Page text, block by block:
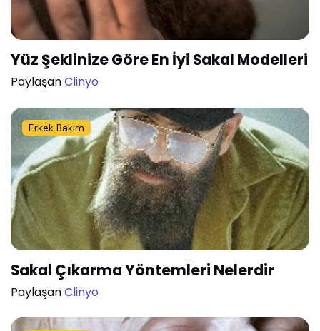
Yüz Şeklinize Göre En İyi Sakal Modelleri
PaylaşanClinyo
Erkek Bakım
Sakal Çıkarma Yöntemleri Nelerdir
PaylaşanClinyo